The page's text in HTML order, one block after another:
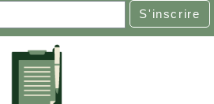
S'inscrire